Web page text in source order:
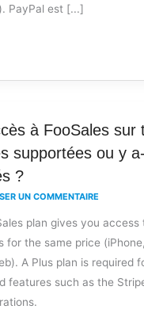
PayPal est [...]
à FooSales sur
supportées ou y
?
UN COMMENTAIRE
plan gives you access
for the same price
A Plus plan is required
features such as the